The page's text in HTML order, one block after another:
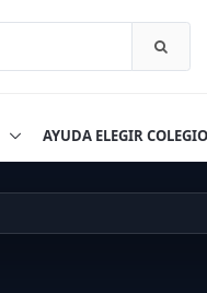
AYUDA ELEGIR